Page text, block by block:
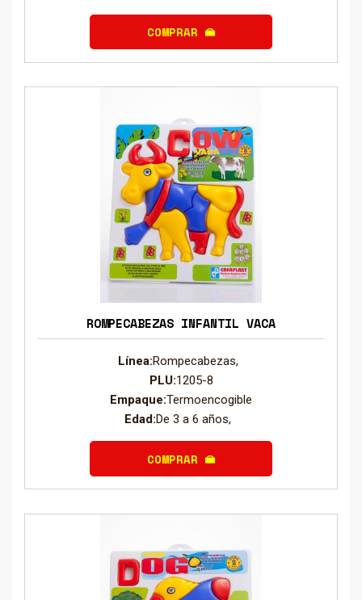
COMPRAR
ROMPECABEZAS INFANTIL VACA
Línea:Rompecabezas,
PLU:1205-8
Empaque:Termoencogible
Edad:De 3 a 6 años,
COMPRAR